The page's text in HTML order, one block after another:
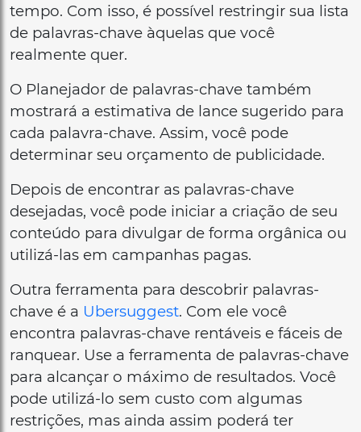
tempo. Com isso, é possível restringir sua lista
de palavras-chave àquelas que você
realmente quer.
O Planejador de palavras-chave também
mostrará a estimativa de lance sugerido para
cada palavra-chave. Assim, você pode
determinar seu orçamento de publicidade.
Depois de encontrar as palavras-chave
desejadas, você pode iniciar a criação de seu
conteúdo para divulgar de forma orgânica ou
utilizá-las em campanhas pagas.
Outra ferramenta para descobrir palavras-
chave é a Ubersuggest. Com ele você
encontra palavras-chave rentáveis e fáceis de
ranquear. Use a ferramenta de palavras-chave
para alcançar o máximo de resultados. Você
pode utilizá-lo sem custo com algumas
restrições, mas ainda assim poderá ter